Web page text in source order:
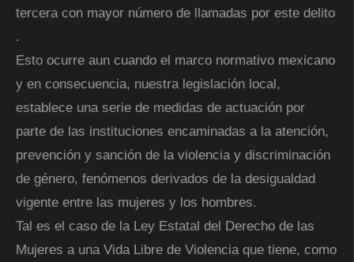
tercera con mayor número de llamadas por este delito
.
Esto ocurre aun cuando el marco normativo mexicano
y en consecuencia, nuestra legislación local,
establece una serie de medidas de actuación por
parte de las instituciones encaminadas a la atención,
prevención y sanción de la violencia y discriminación
de género, fenómenos derivados de la desigualdad
vigente entre las mujeres y los hombres.
Tal es el caso de la Ley Estatal del Derecho de las
Mujeres a una Vida Libre de Violencia que tiene, como